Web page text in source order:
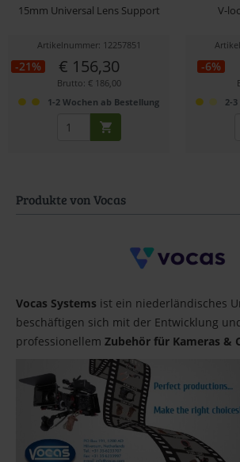
15mm Universal Lens Support
Artikelnummer: 12257851
-21% € 156,30
Brutto: € 186,00
1-2 Wochen ab Bestellung
V-
-6%
2-
Produkte von Vocas
Vocas Systems ist ein niederländisches
beschäftigen sich mit der Entwicklung
professionellem Zubehör für Kameras &